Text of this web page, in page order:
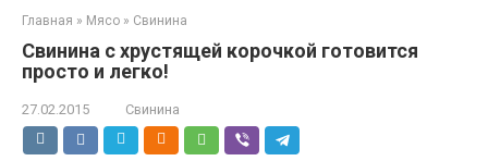
Главная » Мясо » Свинина
Свинина с хрустящей корочкой готовится
просто и легко!
27.02.2015 Свинина